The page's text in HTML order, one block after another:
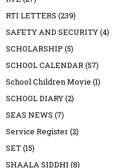
RTI LETTERS (239)
SAFETY AND SECURITY(4)
SCHOLARSHIP (5)
SCHOOL CALENDAR(57)
School Children Movie (1)
SCHOOL DIARY(2)
SEAS NEWS (7)
Service Register(2)
SET(15)
SHAALA SIDDHI (8)